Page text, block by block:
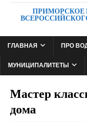
ПРИМОРСКОЕ
ГЛАВНАЯ ПРО
МУНИЦИПАЛИТЕТЫ
Мастер
дома